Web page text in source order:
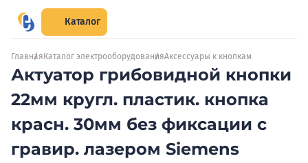
Каталог
Главная Каталог электрооборудованияАксессуары к кнопкам
Актуатор грибовидной кнопки
22мм кругл. пластик. кнопка
красн. 30мм без фиксации с
гравир. лазером Siemens